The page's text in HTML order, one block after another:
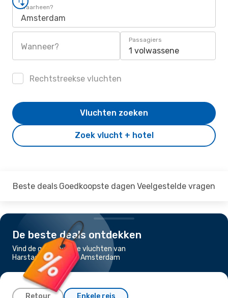
Waarheen?
Amsterdam
Wanneer?
Passagiers
1 volwassene
Rechtstreekse vluchten
Zoek vlucht + hotel
Vluchten zoeken
Beste deals Goedkoopste dagen Veelgestelde vragen
De beste deals ontdekken
Vind de goedkoopste vluchten van
Harstad-Narvik naar Amsterdam
Retour Enkele reis